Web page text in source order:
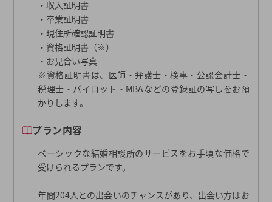
・収入証明書
・卒業証明書
・現住所確認証明書
・資格証明書（※）
・お見合い写真
※資格証明書は、医師・弁護士・検事・公認会計士・
税理士・パイロット・MBAなどの登録証の写しをお預
かりします。
プラン内容
ベーシックな結婚相談所のサービスをお手頃な価格で
受けられるプランです。
年間204人との出会いのチャンスがあり、出会い方はお